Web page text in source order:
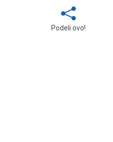
Podeli ovo!